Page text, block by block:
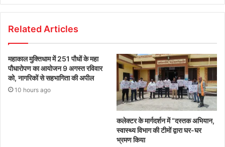
Related Articles
महाकाल मुक्तिधाम में 251 पौधों के महा
पौधारोपण का आयोजन 9 अगस्त रविवार
को, नागरिकों से सहभागिता की अपील
10 hours ago
कलेक्टर के मार्गदर्शन में “दस्तक अभियान,‌
स्वास्थ्य विभाग की टीमों द्वारा घर-घर
भ्रमण किया